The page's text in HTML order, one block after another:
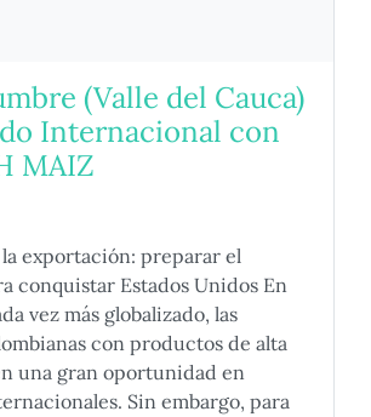
(Valle del Cauca)
Internacional con
MAIZ
la exportación: preparar el
conquistar Estados Unidos En
vez más globalizado, las
con productos de alta
una gran oportunidad en
Sin embargo, para